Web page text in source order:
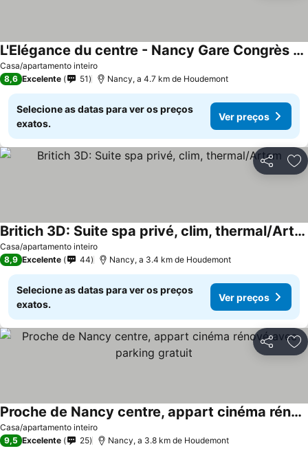
Casa/apartamento inteiro
L'Elégance du centre - Nancy Gare Congrès - PARKING - T3
8,6 Excelente 51 Nancy, a 4.7 km de Houdemont
Selecione as datas para ver os preços
exatos.
Ver preços
Partilhar
Casa/apartamento inteiro
Britich 3D: Suite spa privé, clim, thermal/Artem
8,9 Excelente 44 Nancy, a 3.4 km de Houdemont
Selecione as datas para ver os preços
exatos.
Ver preços
Partilhar
Casa/apartamento inteiro
Proche de Nancy centre, appart cinéma rénové avec parking gratuit
9,5 Excelente 25 Nancy, a 3.8 km de Houdemont